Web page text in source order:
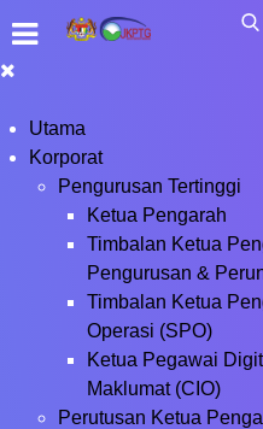
Utama
Korporat
Pengurusan Tertinggi
Ketua Pengarah
Timbalan Ketua
Pengurusan &
Timbalan Ketua
Operasi (SPO)
Ketua Pegawai
Maklumat (CIO)
Perutusan Ketua